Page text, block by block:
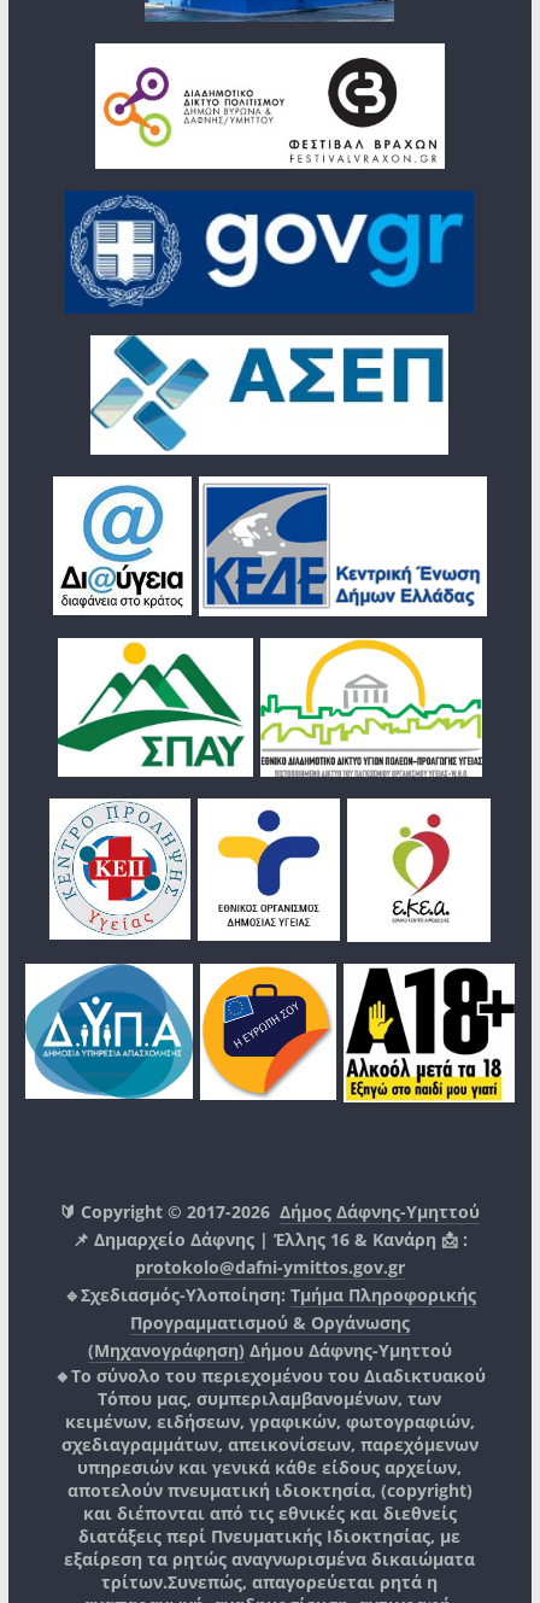
🔰 Copyright © 2017-2026Δήμος Δάφνης-Υμηττού
📌 Δημαρχείο Δάφνης | Έλλης 16 & Κανάρη 📩 :
protokolo@dafni-ymittos.gov.gr
🔹Σχεδιασμός-Υλοποίηση: Τμήμα Πληροφορικής
Προγραμματισμού & Οργάνωσης
(Μηχανογράφηση) Δήμου Δάφνης-Υμηττού
🔸Το σύνολο του περιεχομένου του Διαδικτυακού
Τόπου μας, συμπεριλαμβανομένων, των
κειμένων, ειδήσεων, γραφικών, φωτογραφιών,
σχεδιαγραμμάτων, απεικονίσεων, παρεχόμενων
υπηρεσιών και γενικά κάθε είδους αρχείων,
αποτελούν πνευματική ιδιοκτησία, (copyright)
και διέπονται από τις εθνικές και διεθνείς
διατάξεις περί Πνευματικής Ιδιοκτησίας, με
εξαίρεση τα ρητώς αναγνωρισμένα δικαιώματα
τρίτων.Συνεπώς, απαγορεύεται ρητά η